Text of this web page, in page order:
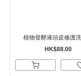
植物發酵液頭皮修護
HK$88.00